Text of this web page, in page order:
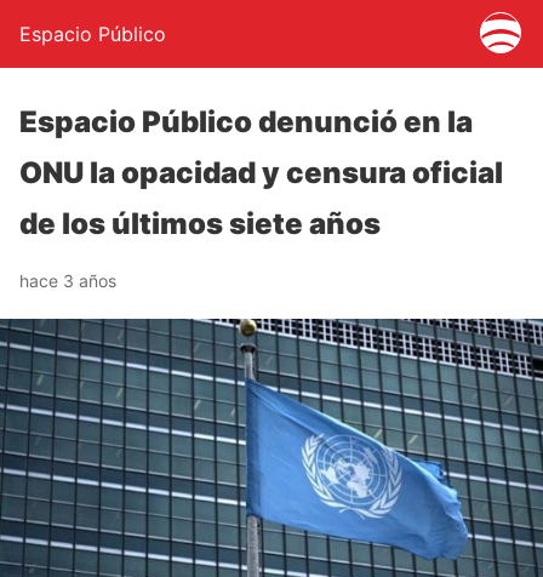
Espacio Público
Espacio Público denunció en la
ONU la opacidad y censura oficial
de los últimos siete años
hace 3 años